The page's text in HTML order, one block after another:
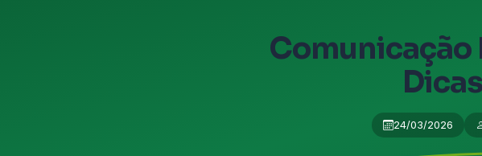
Comunicação
24/03/2026